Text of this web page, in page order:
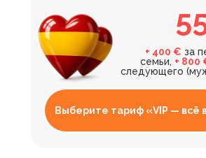
+ 400 € за
семьи, + 800
следующего
Выберите тариф «VIP — всё